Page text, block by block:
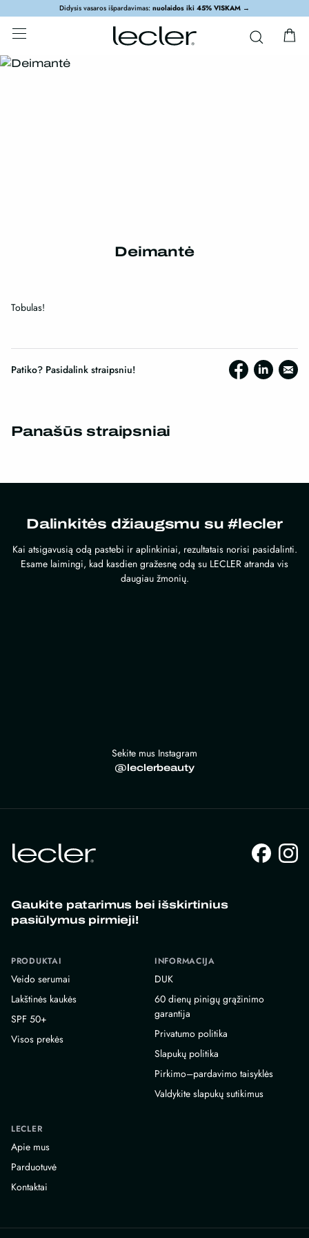
Didysis vasaros išpardavimas: nuolaidos iki 45% VISKAM →
Deimantė
Tobulas!
Patiko? Pasidalink straipsniu!
Panašūs straipsniai
Dalinkitės džiaugsmu su #lecler
Kai atsigavusią odą pastebi ir aplinkiniai, rezultatais norisi pasidalinti.
Esame laimingi, kad kasdien gražesnę odą su LECLER atranda vis
daugiau žmonių.
Sekite mus Instagram
@leclerbeauty
Gaukite patarimus bei išskirtinius
pasiūlymus pirmieji!
PRODUKTAI
Veido serumai
Lakštinės kaukės
SPF 50+
Visos prekės
LECLER
Apie mus
Parduotuvė
Kontaktai
INFORMACIJA
DUK
60 dienų pinigų grąžinimo
garantija
Privatumo politika
Slapukų politika
Pirkimo–pardavimo taisyklės
Valdykite slapukų sutikimus